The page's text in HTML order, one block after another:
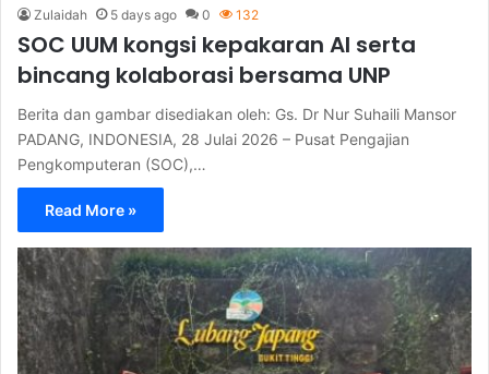
Zulaidah 5 days ago 0 132
SOC UUM kongsi kepakaran AI serta
bincang kolaborasi bersama UNP
Berita dan gambar disediakan oleh: Gs. Dr Nur Suhaili Mansor
PADANG, INDONESIA, 28 Julai 2026 – Pusat Pengajian
Pengkomputeran (SOC),…
Read More »